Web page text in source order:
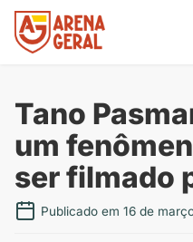
Tano
um
ser filmado
Publicado em 16 de